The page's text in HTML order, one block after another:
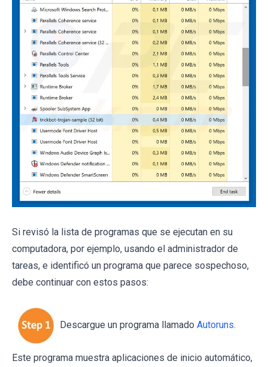
Si revisó la lista de programas que se ejecutan en su
computadora, por ejemplo, usando el administrador de
tareas, e identificó un programa que parece sospechoso,
debe continuar con estos pasos:
Descargue un programa llamado Autoruns.
Este programa muestra aplicaciones de inicio automático,